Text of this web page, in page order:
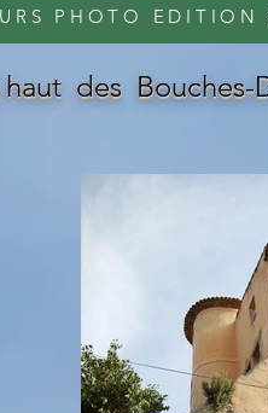
PHOTO EDITION
des Bouches-